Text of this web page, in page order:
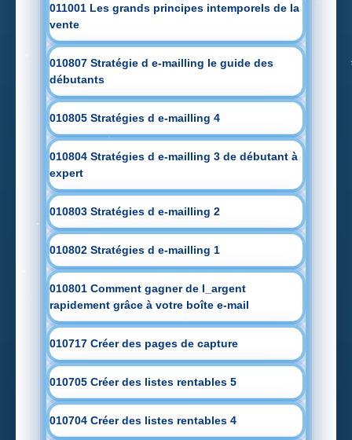
011001 Les grands principes intemporels de la
vente
010807 Stratégie d e-mailling le guide des
débutants
010805 Stratégies d e-mailling 4
010804 Stratégies d e-mailling 3 de débutant à
expert
010803 Stratégies d e-mailling 2
010802 Stratégies d e-mailling 1
010801 Comment gagner de l_argent
rapidement grâce à votre boîte e-mail
010717 Créer des pages de capture
010705 Créer des listes rentables 5
010704 Créer des listes rentables 4